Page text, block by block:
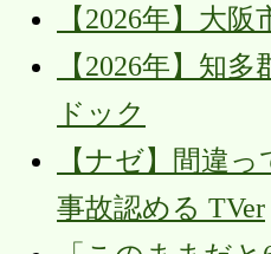
【2026年】大
【2026年】知
ドック
【ナゼ】間違
事故認める TVer